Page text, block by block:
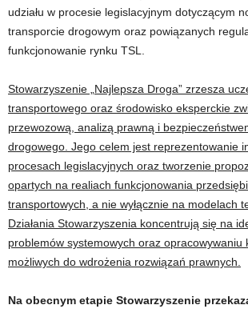
udziału w procesie legislacyjnym dotyczącym
transporcie drogowym oraz powiązanych
funkcjonowanie rynku TSL.
Stowarzyszenie „Najlepsza Droga” zrzesza
transportowego oraz środowisko eksperckie
przewozową, analizą prawną i
drogowego. Jego celem jest reprezentowanie
procesach legislacyjnych oraz tworzenie
opartych na realiach funkcjonowania
transportowych, a nie wyłącznie na modelach
Działania Stowarzyszenia koncentrują się na
problemów systemowych oraz opracowywaniu
możliwych do wdrożenia rozwiązań prawnych.
Na obecnym etapie Stowarzyszenie